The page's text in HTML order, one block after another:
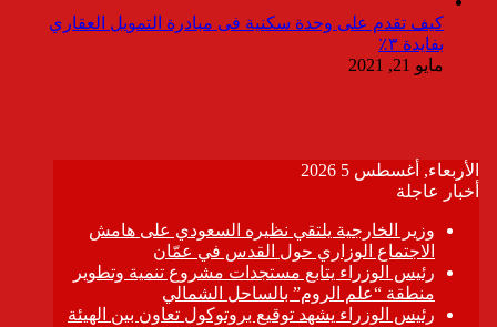
كيف تقدم على وحدة سكنية فى مبادرة التمويل العقاري
بفايدة ٣٪
مايو 21, 2021